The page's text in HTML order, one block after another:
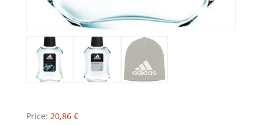
Price: 20,86 €